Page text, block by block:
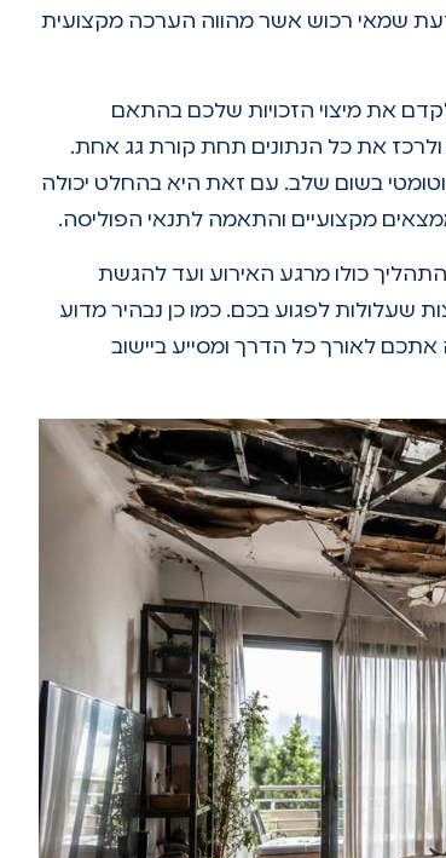
שמאי רכוש אשר מהווה הערכה מקצועית
את מיצוי הזכויות שלכם בהתאם
את כל הנתונים תחת קורת גג אחת.
בשום שלב. עם זאת היא בהחלט יכולה
מקצועיים והתאמה לתנאי הפוליסה.
כולו מרגע האירוע ועד להגשת
שעלולות לפגוע בכם. כמו כן נבהיר מדוע
לאורך כל הדרך ומסייע ביישוב